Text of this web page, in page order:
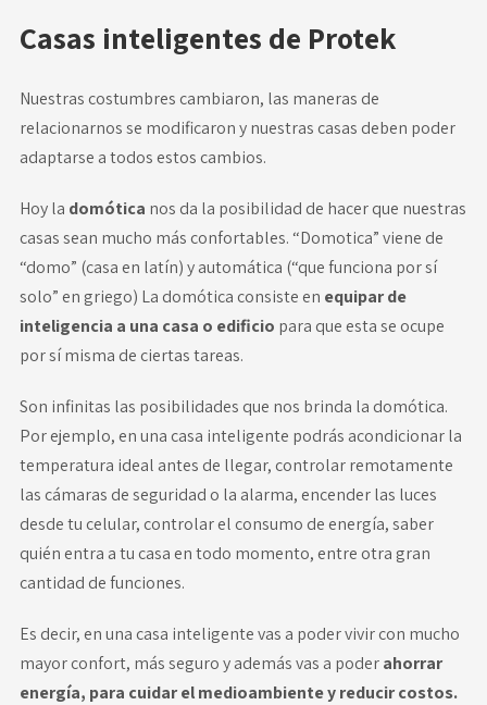
Casas inteligentes de Protek
Nuestras costumbres cambiaron, las maneras de
relacionarnos se modificaron y nuestras casas deben poder
adaptarse a todos estos cambios.
Hoy la domótica nos da la posibilidad de hacer que nuestras
casas sean mucho más confortables. “Domotica” viene de
“domo” (casa en latín) y automática (“que funciona por sí
solo” en griego) La domótica consiste en equipar de
inteligencia a una casa o edificio para que esta se ocupe
por sí misma de ciertas tareas.
Son infinitas las posibilidades que nos brinda la domótica.
Por ejemplo, en una casa inteligente podrás acondicionar la
temperatura ideal antes de llegar, controlar remotamente
las cámaras de seguridad o la alarma, encender las luces
desde tu celular, controlar el consumo de energía, saber
quién entra a tu casa en todo momento, entre otra gran
cantidad de funciones.
Es decir, en una casa inteligente vas a poder vivir con mucho
mayor confort, más seguro y además vas a poderahorrar
energía, para cuidar el medioambiente y reducir costos.